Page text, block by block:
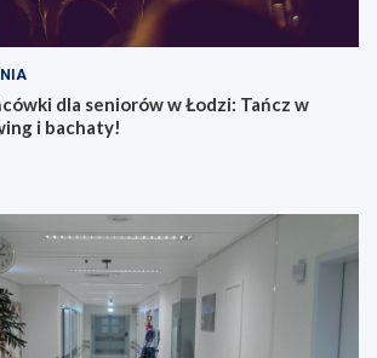
dla seniorów w Łodzi: Tańcz w
i bachaty!